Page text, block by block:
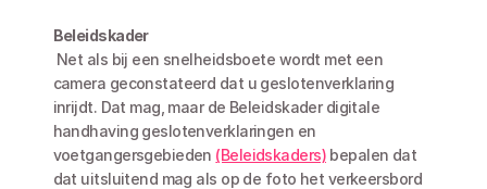
Beleidskader
camera geconstateerd dat u geslotenverklaring
inrijdt. Dat mag, maar de Beleidskader digitale
handhaving geslotenverklaringen en
voetgangersgebieden (Beleidskaders) bepalen dat
dat uitsluitend mag als op de foto het verkeersbord